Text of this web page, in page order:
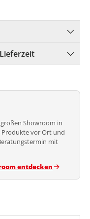
Showroom in
Produkte vor Ort und
mit
entdecken